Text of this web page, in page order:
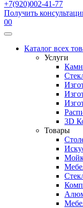
+7(920)002-41-77
Получить
00
Каталог всех
Услуги
3D
Товары